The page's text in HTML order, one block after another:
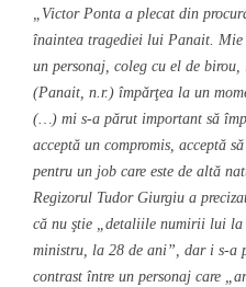
„Victor Ponta a plecat din
înaintea tragediei lui Panait. Mie
un personaj, coleg cu el de
(Panait, n.r.) împărţea la un
(…) mi s-a părut important să
acceptă un compromis, acceptă
pentru un job care este de altă
Regizorul Tudor Giurgiu a
că nu ştie „detaliile numirii lui
ministru, la 28 de ani”, dar i s-a
contrast între un personaj care